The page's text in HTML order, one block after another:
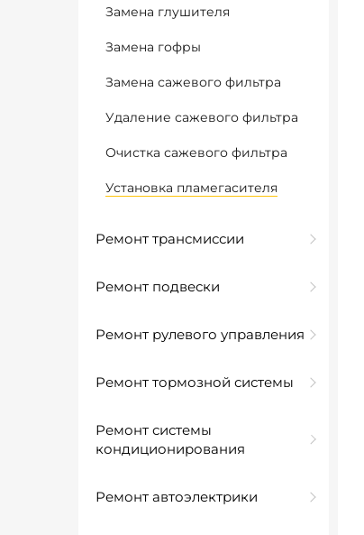
Замена глушителя
Замена гофры
Замена сажевого фильтра
Удаление сажевого фильтра
Очистка сажевого фильтра
Установка пламегасителя
Ремонт трансмиссии
Ремонт подвески
Ремонт рулевого управления
Ремонт тормозной системы
Ремонт системы
кондиционирования
Ремонт автоэлектрики